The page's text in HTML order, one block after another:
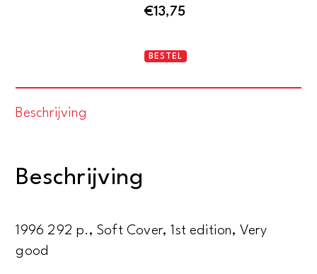
€13,75
The
BESTEL
Beschrijving
Beschrijving
1996 292 p., Soft Cover, 1st edition, Very
good